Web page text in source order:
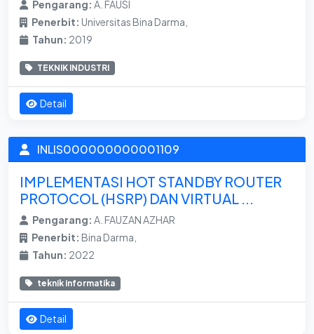
Pengarang: A. FAUSI
Penerbit: Universitas Bina Darma,
Tahun: 2019
TEKNIK INDUSTRI
Detail
INLIS000000000001109
IMPLEMENTASI HOT STANDBY ROUTER
PROTOCOL (HSRP) DAN VIRTUAL ...
Pengarang: A. FAUZAN AZHAR
Penerbit: Bina Darma,
Tahun: 2022
teknik informatika
Detail